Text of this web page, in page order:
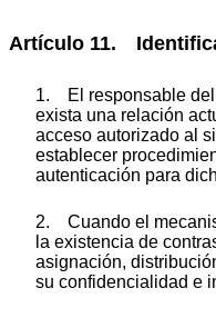
Artículo 11.
1. El responsable del
exista una relación
acceso autorizado al
establecer
autenticación para
2. Cuando el
la existencia de
asignación,
su confidencialidad e